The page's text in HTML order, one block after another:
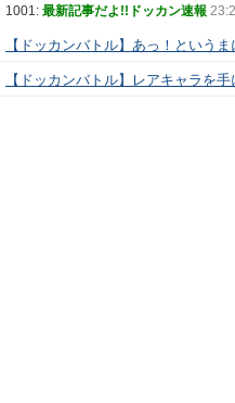
1001: 最新記事だよ!!ドッカン速報
【ドッカンバトル】あっ！という
【ドッカンバトル】レアキャラを